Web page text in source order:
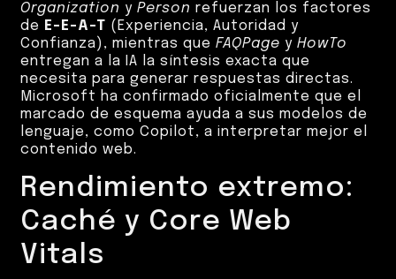
Organization yPerson refuerzan los factores
de E-E-A-T (Experiencia, Autoridad y
Confianza), mientras queFAQPage yHowTo
entregan a la IA la síntesis exacta que
necesita para generar respuestas directas.
Microsoft ha confirmado oficialmente que el
marcado de esquema ayuda a sus modelos de
lenguaje, como Copilot, a interpretar mejor el
contenido web.
Rendimiento extremo:
Caché y Core Web
Vitals